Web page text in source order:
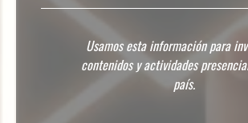
Usamos esta información para
contenidos y actividades
país.